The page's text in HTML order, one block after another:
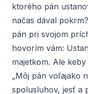
ktorého pán
načas dával
pán pri svojom
hovorím vám:
majetkom. Ale
„Môj pán voľajako
spolusluhov, jesť a